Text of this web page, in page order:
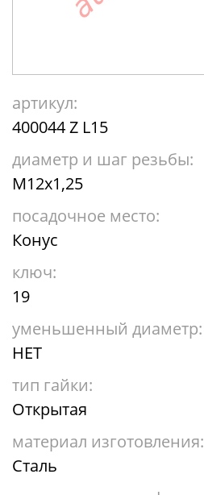
артикул:
400044 Z L15
диаметр и шаг резьбы:
М12х1,25
посадочное место:
Конус
ключ:
19
уменьшенный диаметр:
НЕТ
тип гайки:
Открытая
материал изготовления:
Сталь